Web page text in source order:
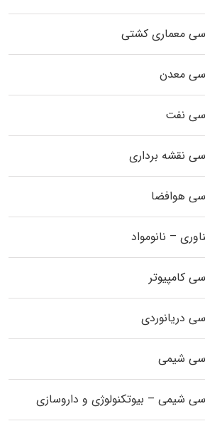
معماری کشتی
معدن
نفت
نقشه برداری
هوافضا
– نانومواد
کامپیوتر
دریانوردی
شیمی
شیمی – بیوتکنولوژی و داروسازی